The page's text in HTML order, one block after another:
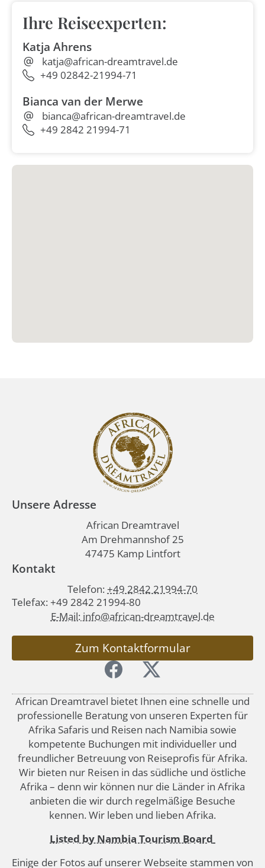
Ihre Reiseexperten:
Katja Ahrens
katja@african-dreamtravel.de
+49 02842-21994-71
Bianca van der Merwe
bianca@african-dreamtravel.de
+49 2842 21994-71
Unsere Adresse
African Dreamtravel
Am Drehmannshof 25
47475 Kamp Lintfort
Kontakt
Telefon: +49 2842 21994-70
Telefax: +49 2842 21994-80
E-Mail: info@african-dreamtravel.de
Zum Kontaktformular
African Dreamtravel bietet Ihnen eine schnelle und
professionelle Beratung von unseren Experten für
Afrika Safaris und Reisen nach Namibia sowie
kompetente Buchungen mit individueller und
freundlicher Betreuung von Reiseprofis für Afrika.
Wir bieten nur Reisen in das südliche und östliche
Afrika – denn wir können nur die Länder in Afrika
anbieten die wir durch regelmäßige Besuche
kennen. Wir leben und lieben Afrika.
Listed by Nambia Tourism Board
Einige der Fotos auf unserer Webseite stammen von